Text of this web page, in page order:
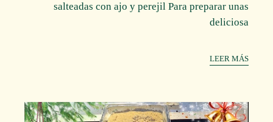
salteadas con ajo y perejil Para preparar unas
deliciosa
LEER MÁS